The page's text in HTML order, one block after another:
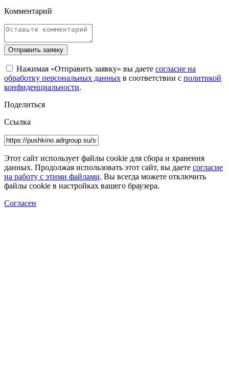
Комментарий
Отправить заявку
Нажимая «Отправить заявку» вы даете согласие на
обработку персональных данных в соответствии с политикой
конфиденциальности.
Поделиться
Ссылка
Этот сайт использует файлы cookie для сбора и хранения
данных. Продолжая использовать этот сайт, вы даете согласие
на работу с этими файлами. Вы всегда можете отключить
файлы cookie в настройках вашего браузера.
Согласен